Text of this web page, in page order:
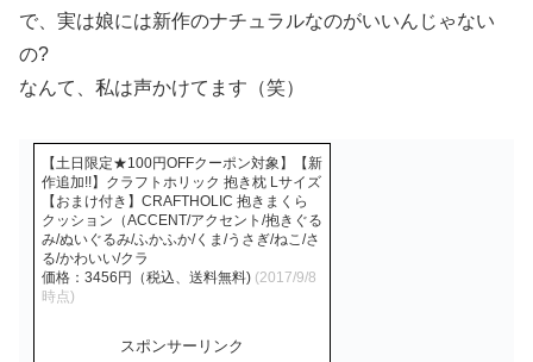
で、実は娘には新作のナチュラルなのがいいんじゃない
の?
なんて、私は声かけてます（笑）
【土日限定★100円OFFクーポン対象】【新
作追加!!】クラフトホリック 抱き枕 Lサイズ
【おまけ付き】CRAFTHOLIC 抱きまくら
クッション（ACCENT/アクセント/抱きぐる
み/ぬいぐるみ/ふかふか/くま/うさぎ/ねこ/さ
る/かわいい/クラ
価格：3456円（税込、送料無料) (2017/9/8
時点)
スポンサーリンク